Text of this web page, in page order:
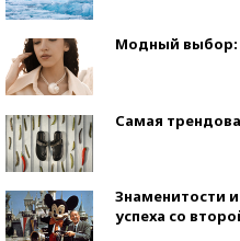
Модный выбор:
Самая
Знаменитости
успеха со